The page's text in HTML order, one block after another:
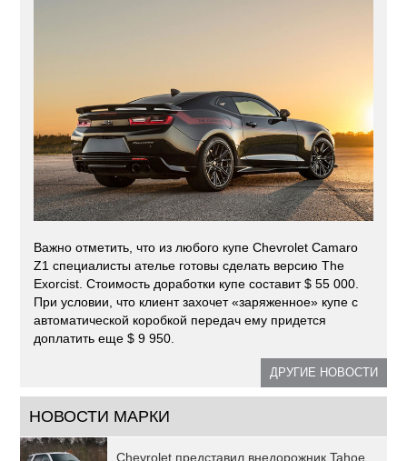
Важно отметить, что из любого купе Chevrolet Camaro
Z1 специалисты ателье готовы сделать версию The
Exorcist. Стоимость доработки купе составит $ 55 000.
При условии, что клиент захочет «заряженное» купе с
автоматической коробкой передач ему придется
доплатить еще $ 9 950.
ДРУГИЕ НОВОСТИ
НОВОСТИ МАРКИ
Chevrolet представил внедорожник Tahoe